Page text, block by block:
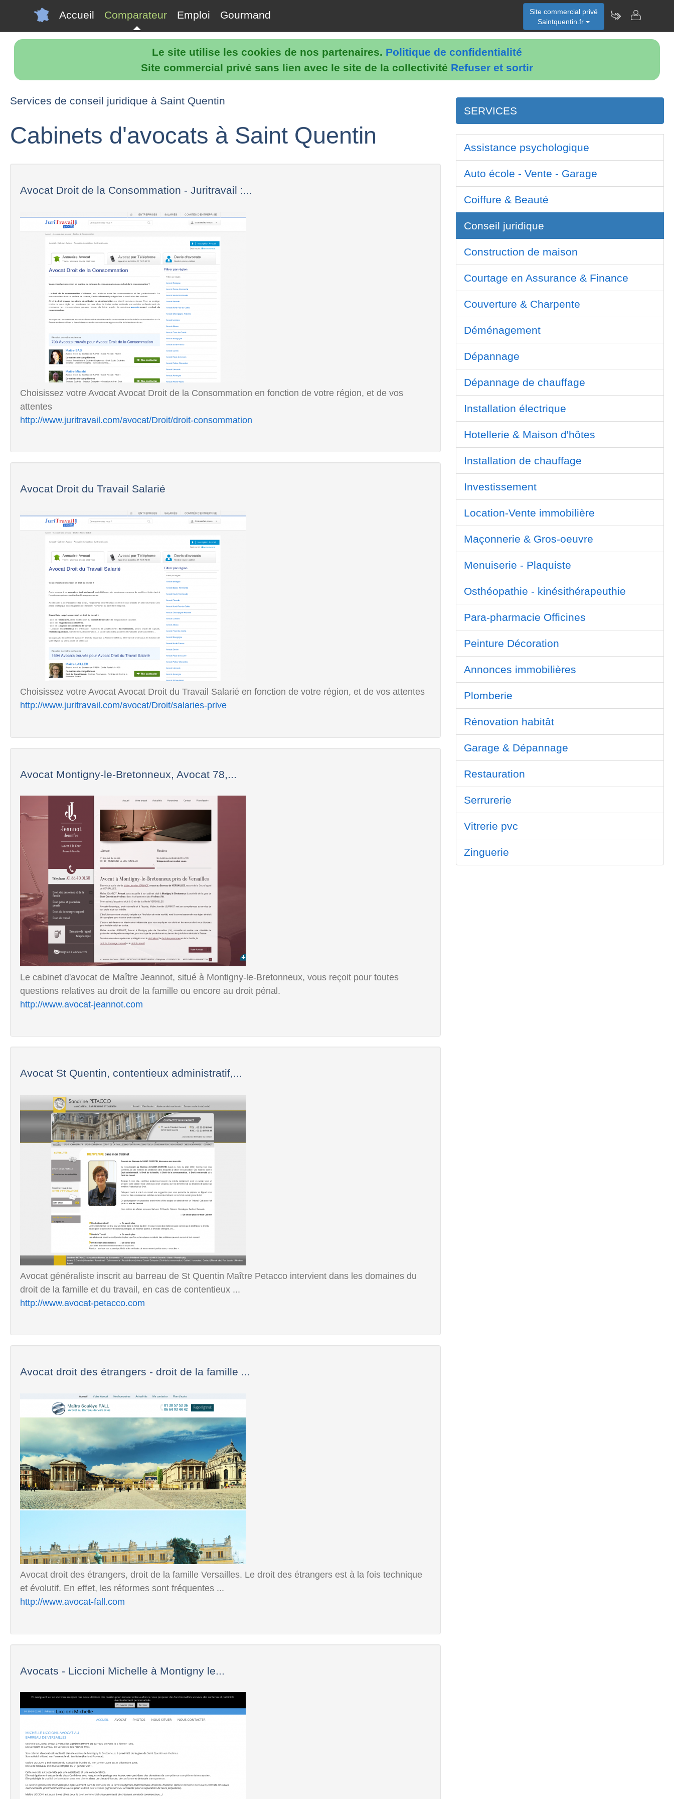
Le site utilise les cookies de nos partenaires. Politique de confidentialité
Site commercial privé sans lien avec le site de la collectivité Refuser et sortir
Accueil Comparateur Emploi Gourmand
Site commercial privé
Saintquentin.fr
Services de conseil juridique à Saint Quentin
Cabinets d'avocats à Saint Quentin
Avocat Droit de la Consommation - Juritravail :...
Choisissez votre Avocat Avocat Droit de la Consommation en fonction de votre région, et de vos
attentes
http://www.juritravail.com/avocat/Droit/droit-consommation
Avocat Droit du Travail Salarié
Choisissez votre Avocat Avocat Droit du Travail Salarié en fonction de votre région, et de vos attentes
http://www.juritravail.com/avocat/Droit/salaries-prive
Avocat Montigny-le-Bretonneux, Avocat 78,...
Le cabinet d'avocat de Maître Jeannot, situé à Montigny-le-Bretonneux, vous reçoit pour toutes
questions relatives au droit de la famille ou encore au droit pénal.
http://www.avocat-jeannot.com
Avocat St Quentin, contentieux administratif,...
Avocat généraliste inscrit au barreau de St Quentin Maître Petacco intervient dans les domaines du
droit de la famille et du travail, en cas de contentieux ...
http://www.avocat-petacco.com
Avocat droit des étrangers - droit de la famille ...
Avocat droit des étrangers, droit de la famille Versailles. Le droit des étrangers est à la fois technique
et évolutif. En effet, les réformes sont fréquentes ...
http://www.avocat-fall.com
Avocats - Liccioni Michelle à Montigny le...
SERVICES
Assistance psychologique
Auto école - Vente - Garage
Coiffure & Beauté
Conseil juridique
Construction de maison
Courtage en Assurance & Finance
Couverture & Charpente
Déménagement
Dépannage
Dépannage de chauffage
Installation électrique
Hotellerie & Maison d'hôtes
Installation de chauffage
Investissement
Location-Vente immobilière
Maçonnerie & Gros-oeuvre
Menuiserie - Plaquiste
Osthéopathie - kinésithérapeuthie
Para-pharmacie Officines
Peinture Décoration
Annonces immobilières
Plomberie
Rénovation habitât
Garage & Dépannage
Restauration
Serrurerie
Vitrerie pvc
Zinguerie